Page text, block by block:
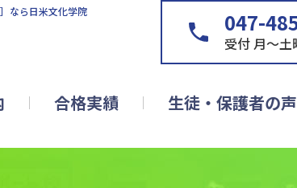
なら日米文化学院
合格実績 生徒・保護者の声
047-
受付 月～